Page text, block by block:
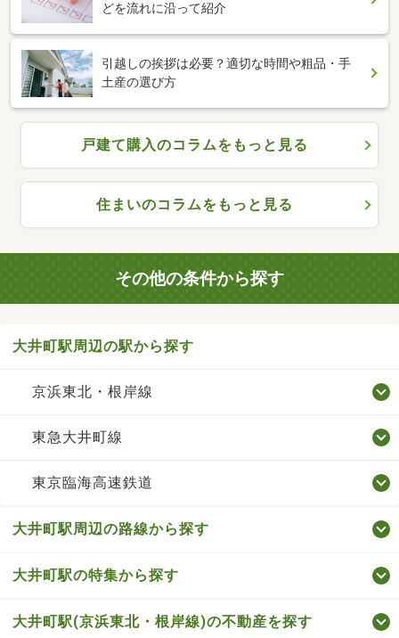
どを流れに沿って紹介
引越しの挨拶は必要？適切な時間や粗品・手
土産の選び方
戸建て購入のコラムをもっと見る
住まいのコラムをもっと見る
その他の条件から探す
大井町駅周辺の駅から探す
京浜東北・根岸線
東急大井町線
東京臨海高速鉄道
大井町駅周辺の路線から探す
大井町駅の特集から探す
大井町駅(京浜東北・根岸線)の不動産を探す